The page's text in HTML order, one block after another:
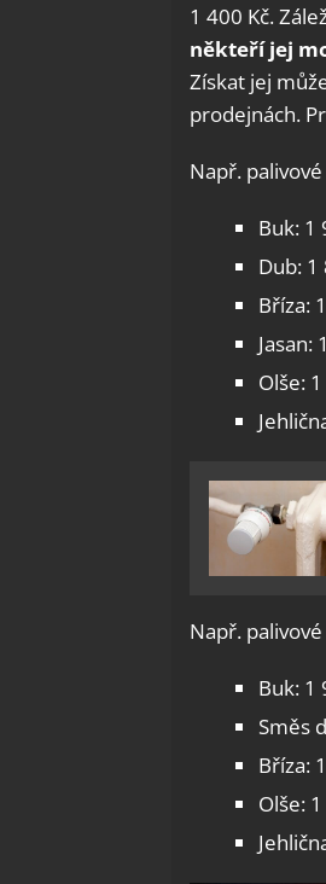
1 400 Kč.
někteří jej
Získat jej
prodejnách.
Např.
Buk: 1
Dub: 1
Bříza:
Jasan:
Olše:
Např.
Buk: 1
Směs
Bříza:
Olše: